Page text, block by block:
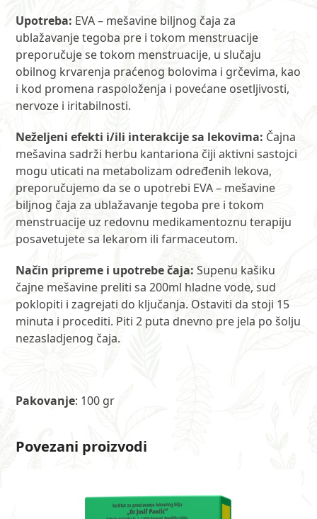
Upotreba: EVA – mešavine biljnog čaja za
ublažavanje tegoba pre i tokom menstruacije
preporučuje se tokom menstruacije, u slučaju
obilnog krvarenja praćenog bolovima i grčevima, kao
i kod promena raspoloženja i povećane osetljivosti,
nervoze i iritabilnosti.
Neželjeni efekti i/ili interakcije sa lekovima: Čajna
mešavina sadrži herbu kantariona čiji aktivni sastojci
mogu uticati na metabolizam određenih lekova,
preporučujemo da se o upotrebi EVA – mešavine
biljnog čaja za ublažavanje tegoba pre i tokom
menstruacije uz redovnu medikamentoznu terapiju
posavetujete sa lekarom ili farmaceutom.
Način pripreme i upotrebe čaja: Supenu kašiku
čajne mešavine preliti sa 200ml hladne vode, sud
poklopiti i zagrejati do ključanja. Ostaviti da stoji 15
minuta i procediti. Piti 2 puta dnevno pre jela po šolju
nezasladjenog čaja.
Pakovanje: 100 gr
Povezani proizvodi